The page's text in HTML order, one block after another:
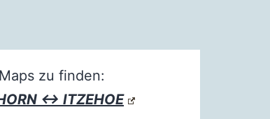
zu finden:
↔ ITZEHOE